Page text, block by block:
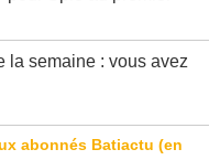
la semaine : vous avez